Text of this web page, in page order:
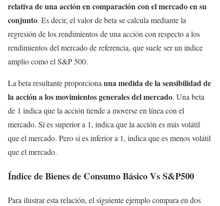
relativa de una acción en comparación con el mercado en su
conjunto. Es decir, el valor de beta se calcula mediante la
regresión de los rendimientos de una acción con respecto a los
rendimientos del mercado de referencia, que suele ser un índice
amplio como el S&P 500.
La beta resultante proporcionauna medida de la sensibilidad de
la acción a los movimientos generales del mercado. Una beta
de 1 indica que la acción tiende a moverse en línea con el
mercado. Si es superior a 1, indica que la acción es más volátil
que el mercado. Pero si es inferior a 1, indica que es menos volátil
que el mercado.
Índice de Bienes de Consumo Básico Vs S&P500
Para ilustrar esta relación, el siguiente ejemplo compara en dos